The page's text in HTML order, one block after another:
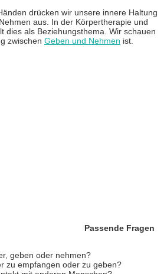
drücken wir unsere innere Haltung
aus. In der Körpertherapie und
dies als Beziehungsthema. Wir schauen
zwischen Geben und Nehmen ist.
Passende Fragen
geben oder nehmen?
zu empfangen oder zu geben?